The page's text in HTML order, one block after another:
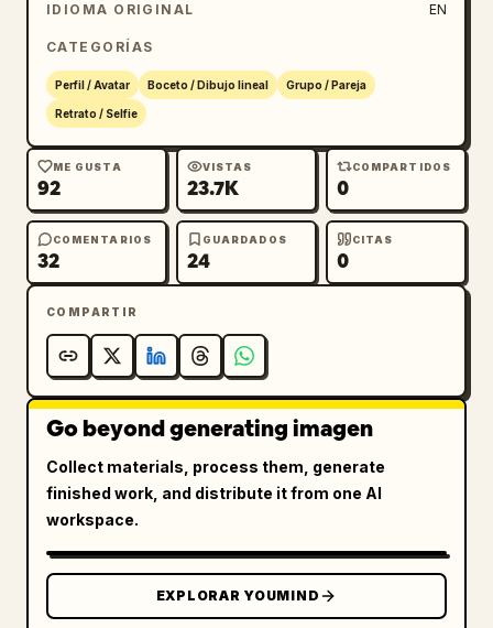
IDIOMA ORIGINAL EN
CATEGORÍAS
Perfil / Avatar Boceto / Dibujo lineal Grupo / Pareja
Retrato / Selfie
ME GUSTA
92
VISTAS
23.7K
COMPARTIDOS
0
COMENTARIOS
32
GUARDADOS
24
CITAS
0
COMPARTIR
Go beyond generating imagen
Collect materials, process them, generate
finished work, and distribute it from one AI
workspace.
EXPLORAR YOUMIND